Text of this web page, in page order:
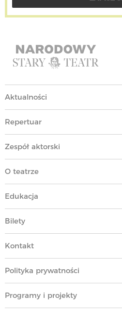
Aktualności
Repertuar
Zespół aktorski
O teatrze
Edukacja
Bilety
Kontakt
Polityka prywatności
Programy i projekty